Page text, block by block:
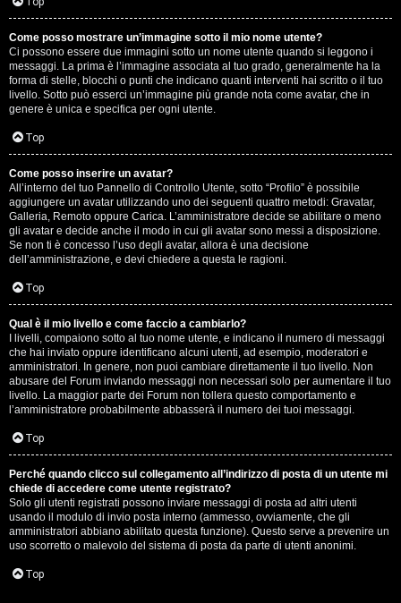
Come posso mostrare un’immagine sotto il mio nome utente?
Ci possono essere due immagini sotto un nome utente quando si leggono i
messaggi. La prima è l’immagine associata al tuo grado, generalmente ha la
forma di stelle, blocchi o punti che indicano quanti interventi hai scritto o il tuo
livello. Sotto può esserci un’immagine più grande nota come avatar, che in
genere è unica e specifica per ogni utente.
Top
Come posso inserire un avatar?
All’interno del tuo Pannello di Controllo Utente, sotto “Profilo” è possibile
aggiungere un avatar utilizzando uno dei seguenti quattro metodi: Gravatar,
Galleria, Remoto oppure Carica. L’amministratore decide se abilitare o meno
gli avatar e decide anche il modo in cui gli avatar sono messi a disposizione.
Se non ti è concesso l’uso degli avatar, allora è una decisione
dell’amministrazione, e devi chiedere a questa le ragioni.
Top
Qual è il mio livello e come faccio a cambiarlo?
I livelli, compaiono sotto al tuo nome utente, e indicano il numero di messaggi
che hai inviato oppure identificano alcuni utenti, ad esempio, moderatori e
amministratori. In genere, non puoi cambiare direttamente il tuo livello. Non
abusare del Forum inviando messaggi non necessari solo per aumentare il tuo
livello. La maggior parte dei Forum non tollera questo comportamento e
l’amministratore probabilmente abbasserà il numero dei tuoi messaggi.
Top
Perché quando clicco sul collegamento all’indirizzo di posta di un utente mi
chiede di accedere come utente registrato?
Solo gli utenti registrati possono inviare messaggi di posta ad altri utenti
usando il modulo di invio posta interno (ammesso, ovviamente, che gli
amministratori abbiano abilitato questa funzione). Questo serve a prevenire un
uso scorretto o malevolo del sistema di posta da parte di utenti anonimi.
Top
i
g
i
D
’
A
g
o
s
t
i
n
o
P
l
a
n
e
t